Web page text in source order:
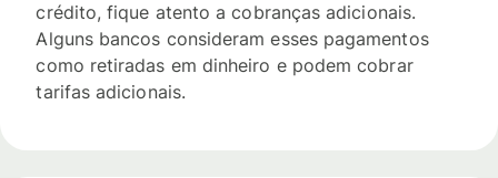
crédito, fique atento a cobranças adicionais.
Alguns bancos consideram esses pagamentos
como retiradas em dinheiro e podem cobrar
tarifas adicionais.